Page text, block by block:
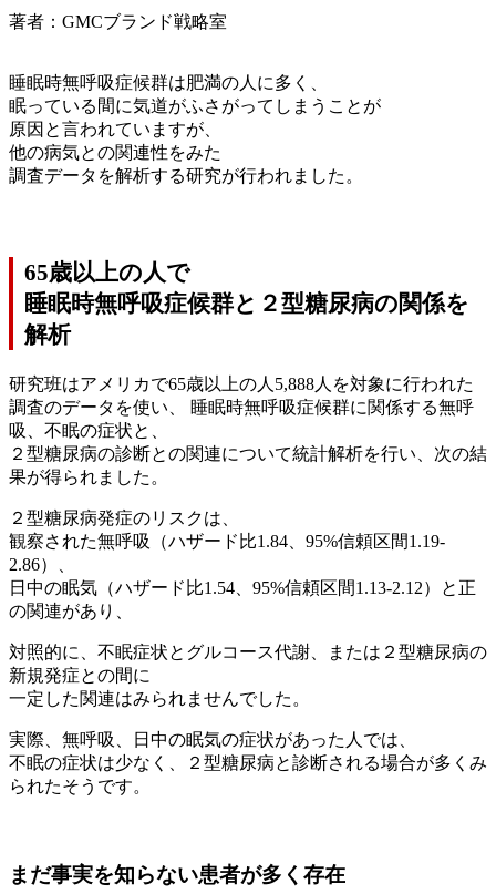
著者：GMCブランド戦略室
睡眠時無呼吸症候群は肥満の人に多く、
眠っている間に気道がふさがってしまうことが
原因と言われていますが、
他の病気との関連性をみた
調査データを解析する研究が行われました。
65歳以上の人で
睡眠時無呼吸症候群と２型糖尿病の関係を
解析
研究班はアメリカで65歳以上の人5,888人を対象に行われた
調査のデータを使い、 睡眠時無呼吸症候群に関係する無呼
吸、不眠の症状と、
２型糖尿病の診断との関連について統計解析を行い、次の結
果が得られました。
２型糖尿病発症のリスクは、
観察された無呼吸（ハザード比1.84、95%信頼区間1.19-
2.86）、
日中の眠気（ハザード比1.54、95%信頼区間1.13-2.12）と正
の関連があり、
対照的に、不眠症状とグルコース代謝、または２型糖尿病の
新規発症との間に
一定した関連はみられませんでした。
実際、無呼吸、日中の眠気の症状があった人では、
不眠の症状は少なく、２型糖尿病と診断される場合が多くみ
られたそうです。
まだ事実を知らない患者が多く存在